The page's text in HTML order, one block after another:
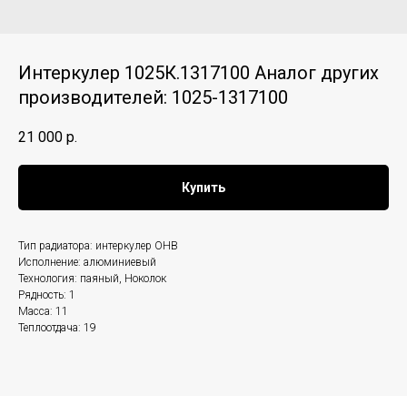
Интеркулер 1025К.1317100 Аналог других
производителей: 1025-1317100
21 000 р.
Купить
Тип радиатора: интеркулер ОНВ
Исполнение: алюминиевый
Технология: паяный, Ноколок
Рядность: 1
Масса: 11
Теплоотдача: 19